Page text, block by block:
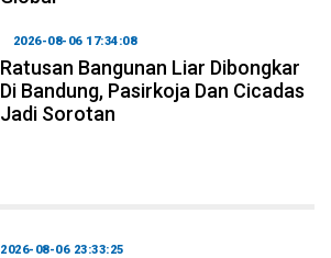
2026-08-06 17:34:08
Ratusan Bangunan Liar Dibongkar
Di Bandung, Pasirkoja Dan Cicadas
Jadi Sorotan
2026-08-06 23:33:25